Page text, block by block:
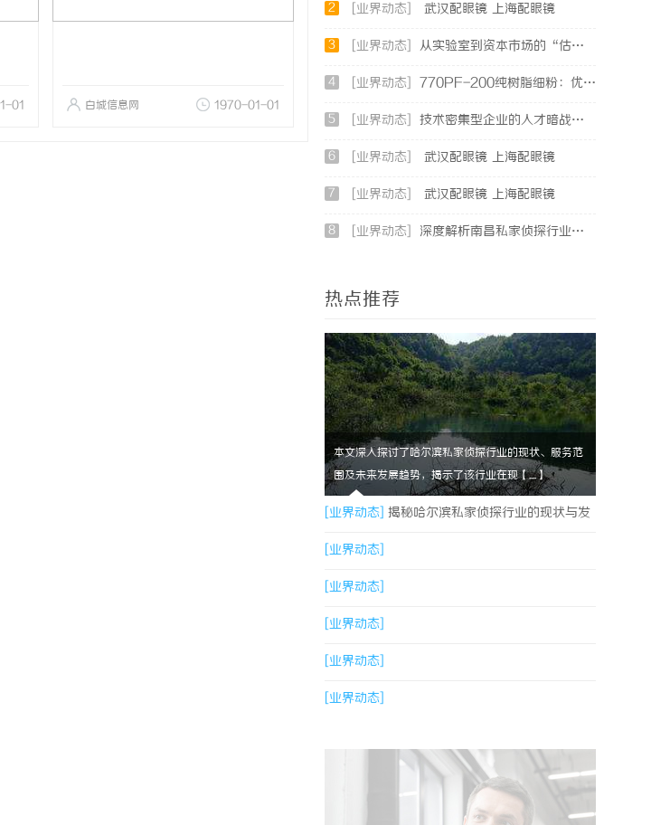
01 白城信息网 1970-01-01
2 [业界动态] 武汉配眼镜 上海配眼镜
3 [业界动态] 从实验室到资本市场的“估值倍增器”：专利律师如何重塑硬科技企业的融资逻辑
4 [业界动态] 770PF-200纯树脂细粉：优质材料的全貌与应用
5 [业界动态] 技术密集型企业的人才暗战：北京商业秘密律师如何守住“人带技术走”的底线
6 [业界动态] 武汉配眼镜 上海配眼镜
7 [业界动态] 武汉配眼镜 上海配眼镜
8 [业界动态] 深度解析南昌私家侦探行业的发展与应用现状
热点推荐
本文深入探讨了哈尔滨私家侦探行业的现状、服务范
围及未来发展趋势，揭示了该行业在现【....】
[业界动态] 揭秘哈尔滨私家侦探行业的现状与发
展趋势
[业界动态]
[业界动态]
[业界动态]
[业界动态]
[业界动态]